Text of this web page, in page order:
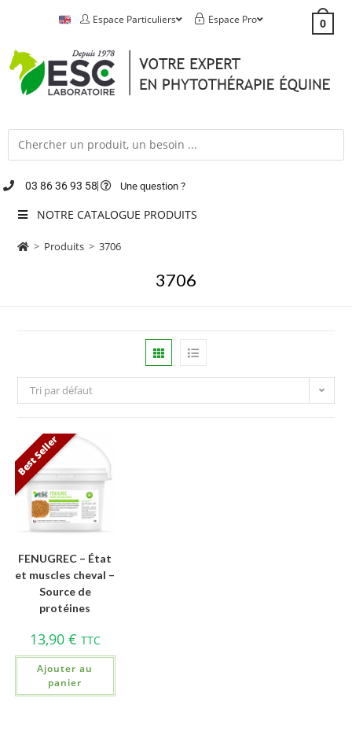
Espace Particuliers Espace Pro 0
03 86 36 93 58 Une question ?
NOTRE CATALOGUE PRODUITS
> Produits > 3706
3706
Tri par défaut
Best Seller
FENUGREC – État
et muscles cheval –
Source de
protéines
13,90 € TTC
Ajouter au
panier